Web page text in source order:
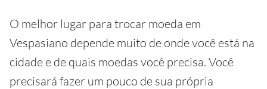
O melhor lugar para trocar moeda em
Vespasiano depende muito de onde você está na
cidade e de quais moedas você precisa. Você
precisará fazer um pouco de sua própria